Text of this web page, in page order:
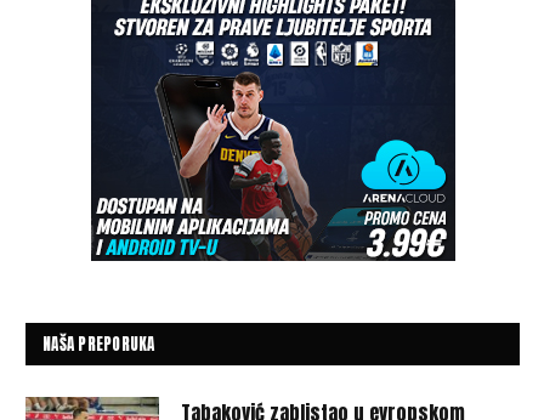
NAŠA PREPORUKA
Tabaković zablistao u evropskom